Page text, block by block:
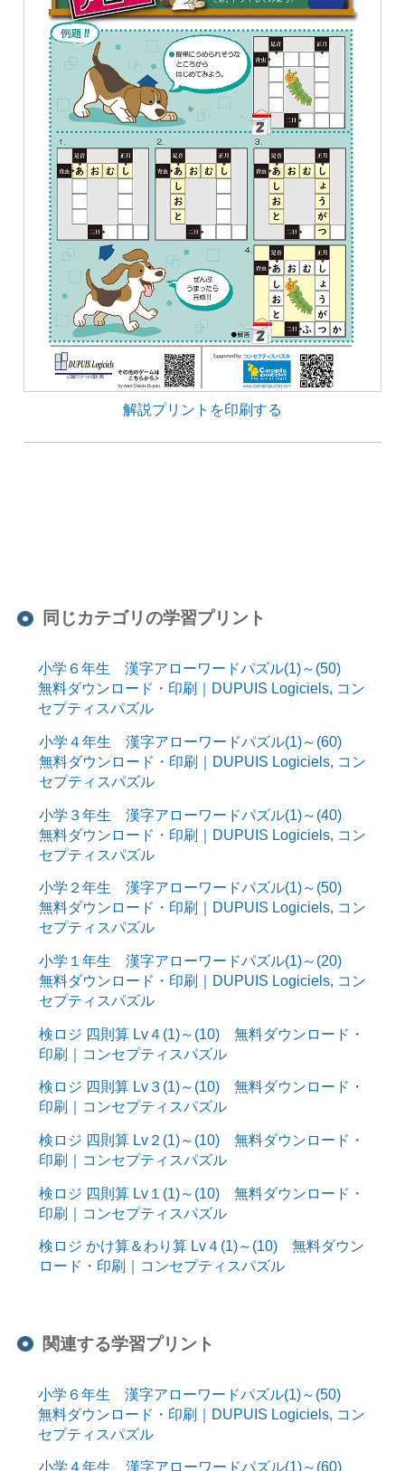
解説プリントを印刷する
同じカテゴリの学習プリント
小学６年生 漢字アローワードパズル(1)～(50)
無料ダウンロード・印刷｜DUPUIS Logiciels, コン
セプティスパズル
小学４年生 漢字アローワードパズル(1)～(60)
無料ダウンロード・印刷｜DUPUIS Logiciels, コン
セプティスパズル
小学３年生 漢字アローワードパズル(1)～(40)
無料ダウンロード・印刷｜DUPUIS Logiciels, コン
セプティスパズル
小学２年生 漢字アローワードパズル(1)～(50)
無料ダウンロード・印刷｜DUPUIS Logiciels, コン
セプティスパズル
小学１年生 漢字アローワードパズル(1)～(20)
無料ダウンロード・印刷｜DUPUIS Logiciels, コン
セプティスパズル
検ロジ 四則算 Lv４(1)～(10) 無料ダウンロード・
印刷｜コンセプティスパズル
検ロジ 四則算 Lv３(1)～(10) 無料ダウンロード・
印刷｜コンセプティスパズル
検ロジ 四則算 Lv２(1)～(10) 無料ダウンロード・
印刷｜コンセプティスパズル
検ロジ 四則算 Lv１(1)～(10) 無料ダウンロード・
印刷｜コンセプティスパズル
検ロジ かけ算＆わり算 Lv４(1)～(10) 無料ダウン
ロード・印刷｜コンセプティスパズル
関連する学習プリント
小学６年生 漢字アローワードパズル(1)～(50)
無料ダウンロード・印刷｜DUPUIS Logiciels, コン
セプティスパズル
小学４年生 漢字アローワードパズル(1)～(60)